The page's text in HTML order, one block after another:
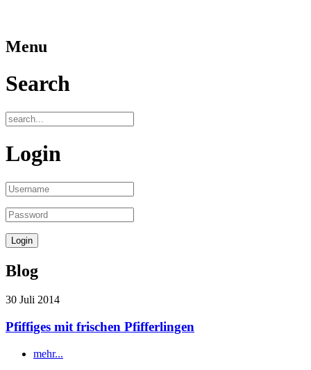
Menu
Search
Login
Blog
30 Juli 2014
Pfiffiges mit frischen Pfifferlingen
mehr...